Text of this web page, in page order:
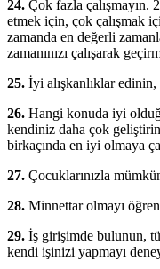
24. Çok fazla çalışmayın.
etmek için, çok çalışmak
zamanda en değerli
zamanınızı çalışarak
25. İyi alışkanlıklar
26. Hangi konuda iyi
kendiniz daha çok
birkaçında en iyi olmaya
27. Çocuklarınızla
28. Minnettar olmayı
29. İş girişimde bulunun,
kendi işinizi yapmayı